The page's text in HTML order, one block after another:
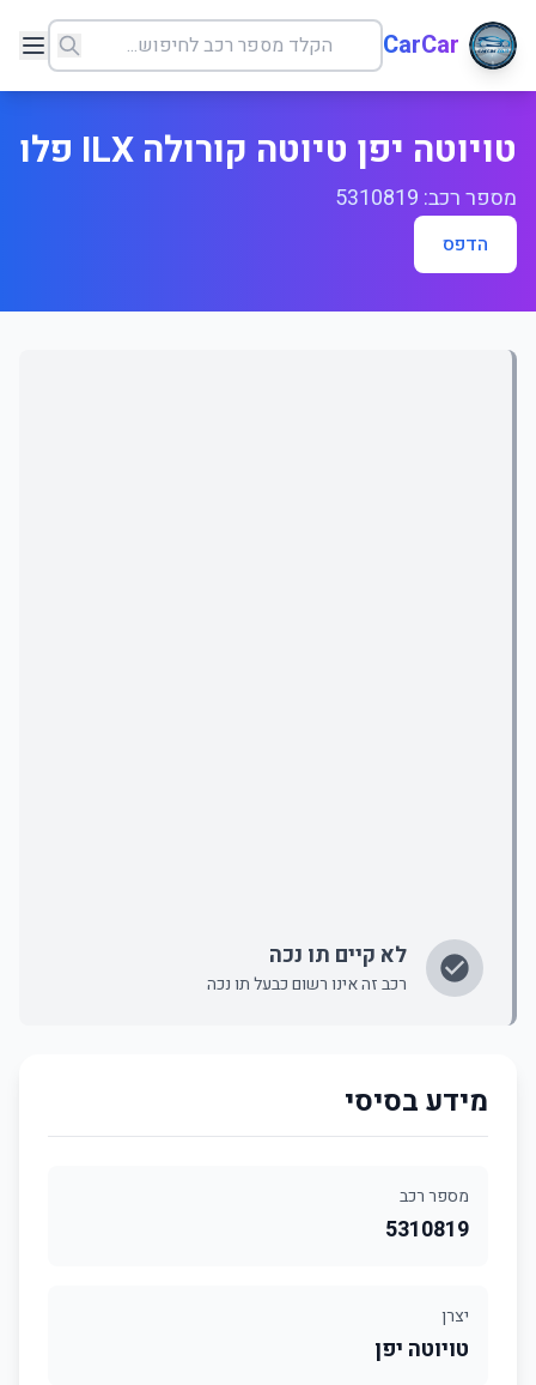
CarCar
טויוטה יפן טיוטה קורולה ILX פלו
מספר רכב: 5310819
הדפס
לא קיים תו נכה
רכב זה אינו רשום כבעל תו נכה
מידע בסיסי
מספר רכב
5310819
יצרן
טויוטה יפן